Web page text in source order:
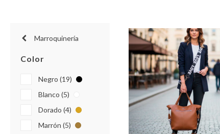
Marroquinería
Color
Negro (19)
Blanco (5)
Dorado (4)
Marrón (5)